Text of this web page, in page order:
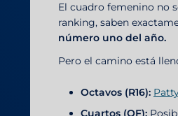
El cuadro femenino no
ranking, saben
número uno del año.
Pero el camino está
Octavos (R16):
Cuartos (QF):